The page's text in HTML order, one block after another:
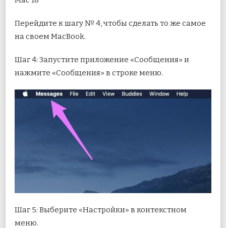
Перейдите к шагу № 4, чтобы сделать то же самое
на своем MacBook.
Шаг 4: Запустите приложение «Сообщения» и
нажмите «Сообщения» в строке меню.
Шаг 5: Выберите «Настройки» в контекстном
меню.